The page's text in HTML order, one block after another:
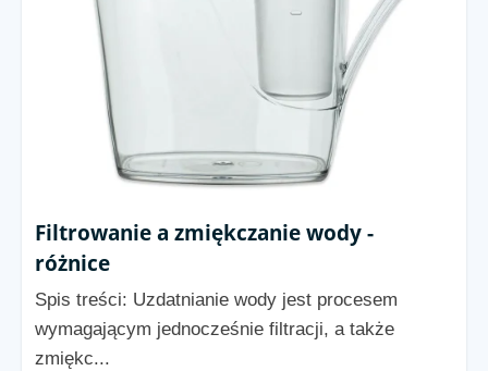
Filtrowanie a zmiękczanie wody -
różnice
Spis treści: Uzdatnianie wody jest procesem
wymagającym jednocześnie filtracji, a także
zmiękc...